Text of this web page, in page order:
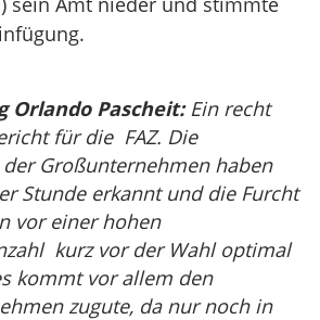
Orlando Pascheit:Ein recht
für die FAZ. Die
Großunternehmen haben
Stunde erkannt und die Furcht
vor einer hohen
kurz vor der Wahl optimal
kommt vor allem den
zugute, da nur noch in